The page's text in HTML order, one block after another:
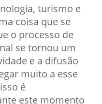
turismo e
coisa que se
o processo de
se tornou um
e a difusão
muito a esse
é
este momento